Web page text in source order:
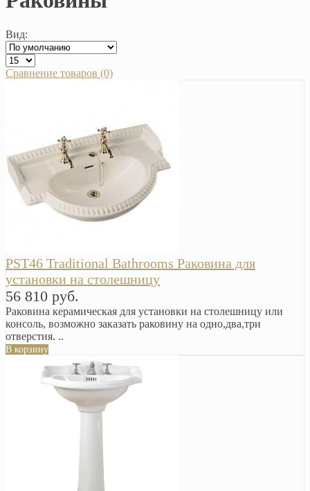
Вид:
Сравнение товаров (0)
PST46 Traditional Bathrooms Раковина для
установки на столешницу
56 810 руб.
Раковина керамическая для установки на столешницу или
консоль, возможно заказать раковину на одно,два,три
отверстия. ..
В корзину